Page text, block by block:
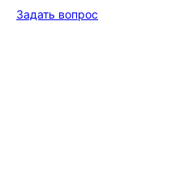
Задать вопрос